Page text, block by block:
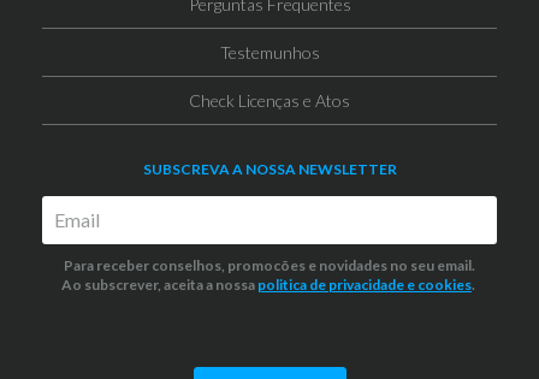
Perguntas Frequentes
Testemunhos
Check Licenças e Atos
SUBSCREVA A NOSSA NEWSLETTER
Para receber conselhos, promocões e novidades no seu email.
Ao subscrever, aceita a nossa politica de privacidade e cookies.